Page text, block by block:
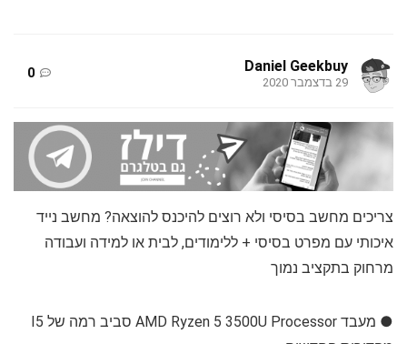
Daniel Geekbuy
29 בדצמבר 2020
0
צריכים מחשב בסיסי ולא רוצים להיכנס להוצאה? מחשב נייד
איכותי עם מפרט בסיסי + ללימודים, לבית או למידה ועבודה
מרחוק בתקציב נמוך
● מעבד AMD Ryzen 5 3500U Processor סביב רמה של I5